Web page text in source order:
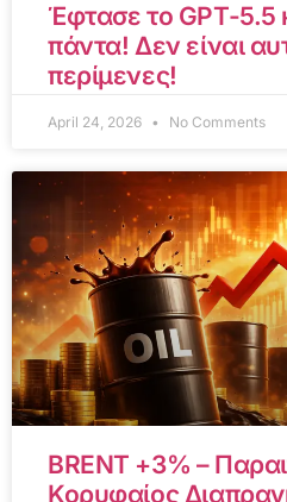
Έφτασε το GPT-5.5
πάντα! Δεν είναι
περίμενες!
April 24, 2026 No Comments
BRENT +3% –
Κορυφαίος